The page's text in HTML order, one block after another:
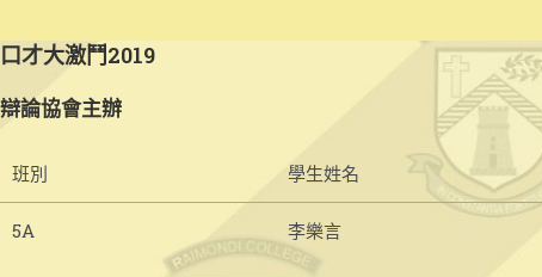
口才大激鬥2019
辯論協會主辦
班別 學生姓名
5A 李樂言